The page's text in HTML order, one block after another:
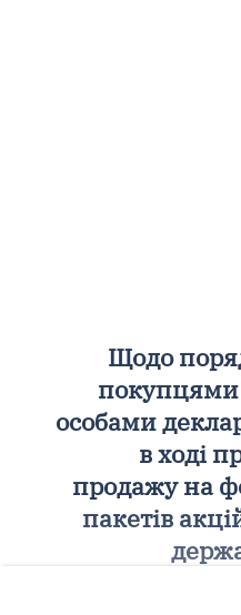
Щодо
особами
в ході
продажу на
пакетів